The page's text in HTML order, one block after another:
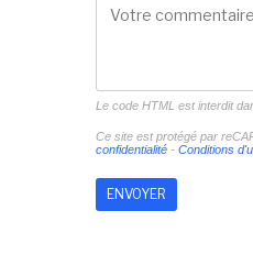
Le code HTML est interdit
Ce site est protégé par
confidentialité- Conditions